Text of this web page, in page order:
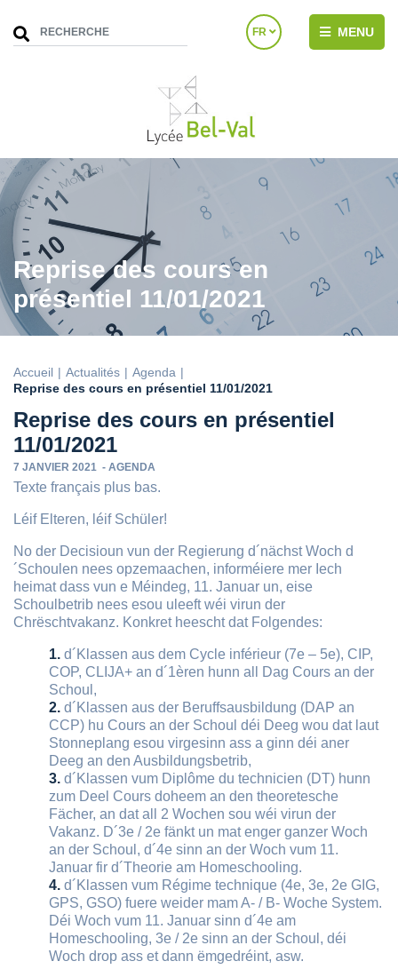
FR MENU
Reprise des cours en
présentiel 11/01/2021
Accueil Actualités
Agenda
Reprise des cours en présentiel 11/01/2021
Reprise des cours en présentiel
11/01/2021
7 JANVIER 2021 - AGENDA
Texte français plus bas.
Léif Elteren, léif Schüler!
No der Decisioun vun der Regierung d´nächst Woch d
´Schoulen nees opzemaachen, informéiere mer Iech
heimat dass vun e Méindeg, 11. Januar un, eise
Schoulbetrib nees esou uleeft wéi virun der
Chrëschtvakanz. Konkret heescht dat Folgendes:
d´Klassen aus dem Cycle inférieur (7e – 5e), CIP,
COP, CLIJA+ an d´1èren hunn all Dag Cours an der
Schoul,
d´Klassen aus der Beruffsausbildung (DAP an
CCP) hu Cours an der Schoul déi Deeg wou dat laut
Stonneplang esou virgesinn ass a ginn déi aner
Deeg an den Ausbildungsbetrib,
d´Klassen vum Diplôme du technicien (DT) hunn
zum Deel Cours doheem an den theoretesche
Fächer, an dat all 2 Wochen sou wéi virun der
Vakanz. D´3e / 2e fänkt un mat enger ganzer Woch
an der Schoul, d´4e sinn an der Woch vum 11.
Januar fir d´Theorie am Homeschooling.
d´Klassen vum Régime technique (4e, 3e, 2e GIG,
GPS, GSO) fuere weider mam A- / B- Woche System.
Déi Woch vum 11. Januar sinn d´4e am
Homeschooling, 3e / 2e sinn an der Schoul, déi
Woch drop ass et dann ëmgedréint, asw.